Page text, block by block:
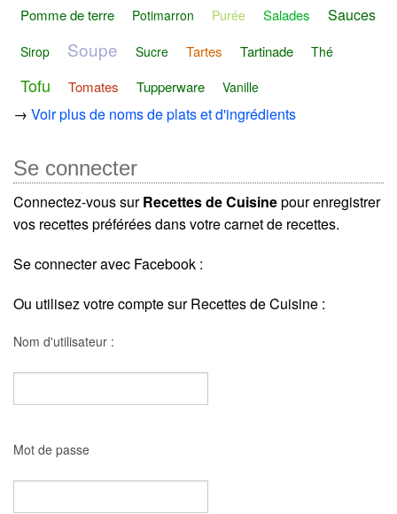
Pomme de terre Potimarron Purée Salades Sauces
Sirop Soupe Sucre Tartes Tartinade Thé
Tofu Tomates Tupperware Vanille
→ Voir plus de noms de plats et d'ingrédients
Se connecter
Connectez-vous surRecettes de Cuisinepour enregistrer
vos recettes préférées dans votre carnet de recettes.
Se connecter avec Facebook :
Ou utilisez votre compte sur Recettes de Cuisine :
Nom d'utilisateur :
Mot de passe